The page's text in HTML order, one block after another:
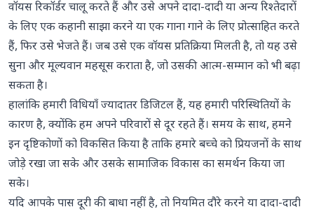
वॉयस रिकॉर्डर चालू करते हैं और उसे अपने दादा-दादी या अन्य रिश्तेदारों
के लिए एक कहानी साझा करने या एक गाना गाने के लिए प्रोत्साहित करते
हैं, फिर उसे भेजते हैं। जब उसे एक वॉयस प्रतिक्रिया मिलती है, तो यह उसे
सुना और मूल्यवान महसूस कराता है, जो उसकी आत्म-सम्मान को भी बढ़ा
सकता है।
हालांकि हमारी विधियाँ ज्यादातर डिजिटल हैं, यह हमारी परिस्थितियों के
कारण है, क्योंकि हम अपने परिवारों से दूर रहते हैं। समय के साथ, हमने
इन दृष्टिकोणों को विकसित किया है ताकि हमारे बच्चे को प्रियजनों के साथ
जोड़े रखा जा सके और उसके सामाजिक विकास का समर्थन किया जा
सके।
यदि आपके पास दूरी की बाधा नहीं है, तो नियमित दौरे करने या दादा-दादी